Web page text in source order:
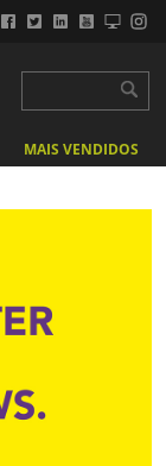
MAIS VENDIDOS